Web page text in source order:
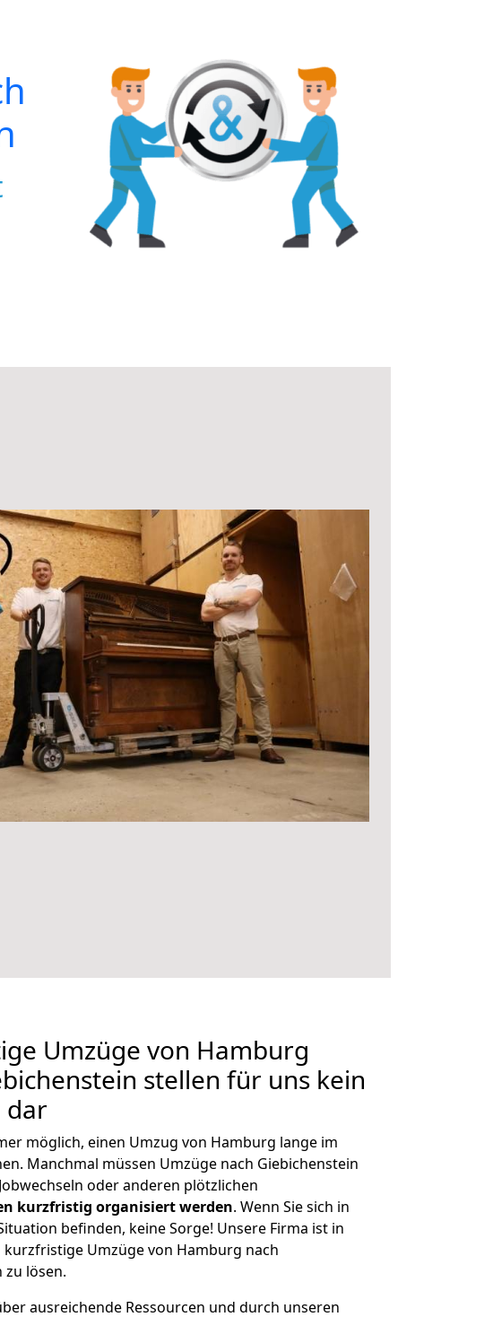
Umzüge von Hamburg
stellen für uns kein
dar
möglich, einen Umzug von Hamburg lange im
Manchmal müssen Umzüge nach Giebichenstein
oder anderen plötzlichen
kurzfristig organisiert werden. Wenn Sie sich in
befinden, keine Sorge! Unsere Firma ist in
kurzfristige Umzüge von Hamburg nach
zu lösen.
ausreichende Ressourcen und durch unseren